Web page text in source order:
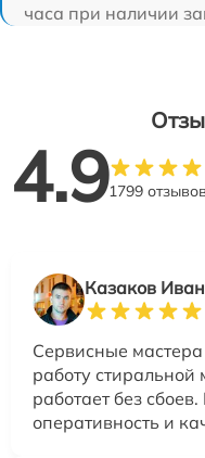
часа при наличии
4.91799 отзывов
Казаков Иван
Сервисные
работу
работает без
оперативность и